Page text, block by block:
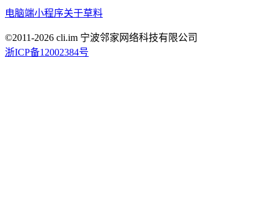
电脑端小程序关于草料
©2011-2026 cli.im 宁波邻家网络科技有限公司
浙ICP备12002384号